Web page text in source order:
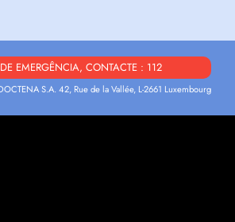
EMERGÊNCIA, CONTACTE : 112
S.A. 42, Rue de la Vallée, L-2661 Luxembourg